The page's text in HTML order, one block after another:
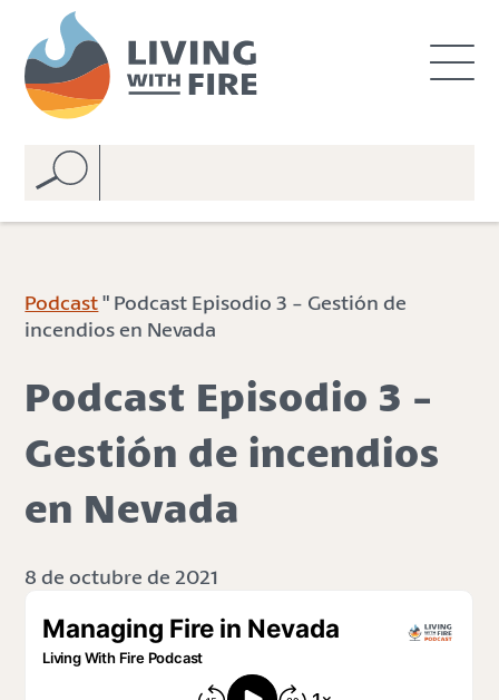
n
v
Podcast" Podcast Episodio 3 - Gestión de
incendios en Nevada
Podcast Episodio 3 -
Gestión de incendios
en Nevada
8 de octubre de 2021